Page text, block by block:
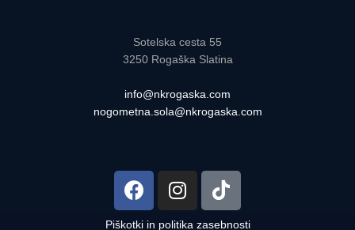
Sotelska cesta 55
3250 Rogaška Slatina
info@nkrogaska.com
nogometna.sola@nkrogaska.com
Piškotki in politika zasebnosti